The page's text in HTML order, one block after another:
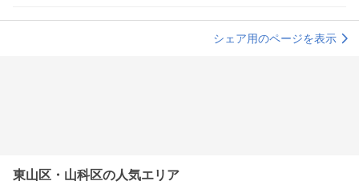
土 11:00~15:00 17:30~20:30 日 11:00~15:00
シェア用のページを表示
東山区・山科区の人気エリア